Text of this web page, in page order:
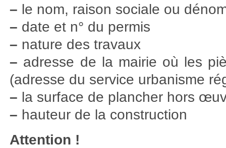
– le nom, raison sociale ou
– date et n° du permis
– nature des travaux
– adresse de la mairie où les
(adresse du service urbanisme
– la surface de plancher hors
– hauteur de la construction
Attention !